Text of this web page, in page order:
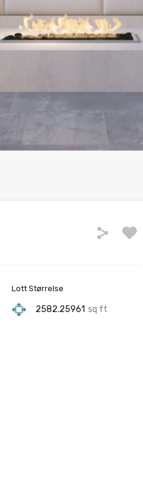
Lott Størrelse
2582.25961 sq ft